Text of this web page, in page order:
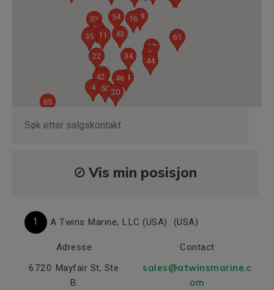
Vis min posisjon
1 A Twins Marine, LLC (USA) (USA)
Adresse
6720 Mayfair St, Ste
B.
Contact
sales@atwinsmarine.c
om
3
4
5
11
16
17
20
22 34
35 38
41
42
43
44
46
48
50
52 54
61
64
65
66